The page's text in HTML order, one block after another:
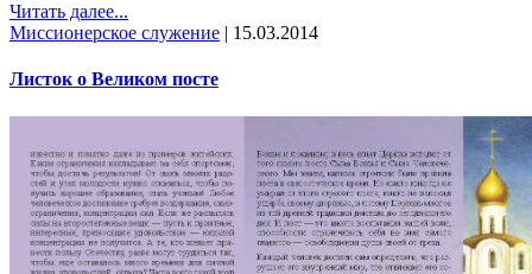
Читать далее...
Миссионерское служение | 15.03.2014
Листок о Великом посте